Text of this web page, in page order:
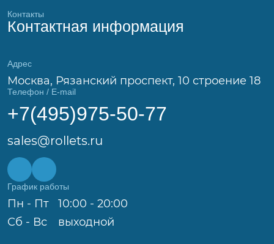
Контакты
Контактная информация
Адрес
Москва, Рязанский проспект, 10 строение 18
Телефон / E-mail
+7(495)975-50-77
sales@rollets.ru
График работы
Пн - Пт
10:00 - 20:00
Сб - Вс
выходной